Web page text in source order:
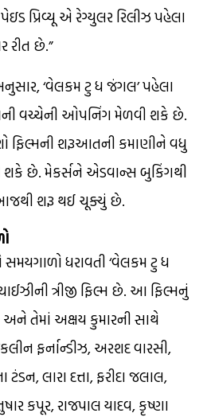
પ્રિવ્યૂ એ રેગ્યુલર રિલીઝ પહેલા
રીત છે.”
અનુસાર, ‘વેલકમ ટુ ધ જંગલ’ પહેલા
વચ્ચેની ઓપનિંગ મેળવી શકે છે.
ફિલ્મની શરૂઆતની કમાણીને વધુ
શકે છે. મેકર્સને એડવાન્સ બુકિંગથી
શરૂ થઈ ચૂક્યું છે.
ધરાવતી ‘વેલકમ ટુ ધ
ત્રીજી ફિલ્મ છે. આ ફિલ્મનું
તેમાં અક્ષય કુમારની સાથે
ફર્નાન્ડીઝ, અરશદ વારસી,
ટંડન, લારા દત્તા, ફરીદા જલાલ,
કપૂર, રાજપાલ યાદવ, કૃષ્ણા